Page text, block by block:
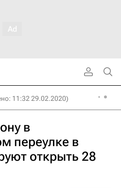
11:32 29.02.2020)
в
переулке в
открыть 28